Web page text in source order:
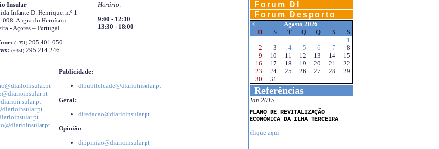
Insular
Infante D. Henrique, n.º 1
098 Angra do Heroísmo
- Açores – Portugal.
(+351)295 401 050
(+351)295 214 246
Horário:
9:00 - 12:30
13:30 - 18:00
Publicidade:
dipublicidade@diarioinsular.pt
Geral:
diredacao@diarioinsular.pt
Opinião
diopiniao@diarioinsular.pt
Forum DI
Forum Desporto
<
Agosto 2026
D
S T Q Q S
S
1
2
3 4 5 6 7
8
9
10 11 12 13 14
15
16
17 18 19 20 21
22
23
24 25 26 27 28
29
30
31
Referências
Jan.2015
PLANO DE REVITALIZAÇÃO
ECONÓMICA DA ILHA TERCEIRA
clique aqui